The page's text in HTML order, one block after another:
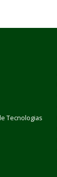
Tecnologias